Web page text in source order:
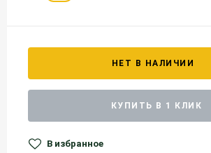
НЕТ В НАЛИЧИИ
КУПИТЬ В 1 КЛИК
В избранное